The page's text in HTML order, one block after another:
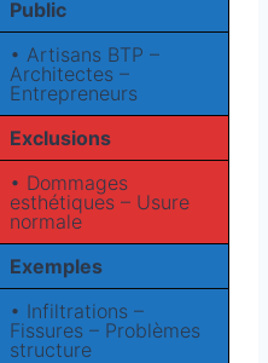
Public
• Artisans BTP –
Architectes –
Entrepreneurs
Exclusions
• Dommages
esthétiques – Usure
normale
Exemples
• Infiltrations –
Fissures – Problèmes
structure